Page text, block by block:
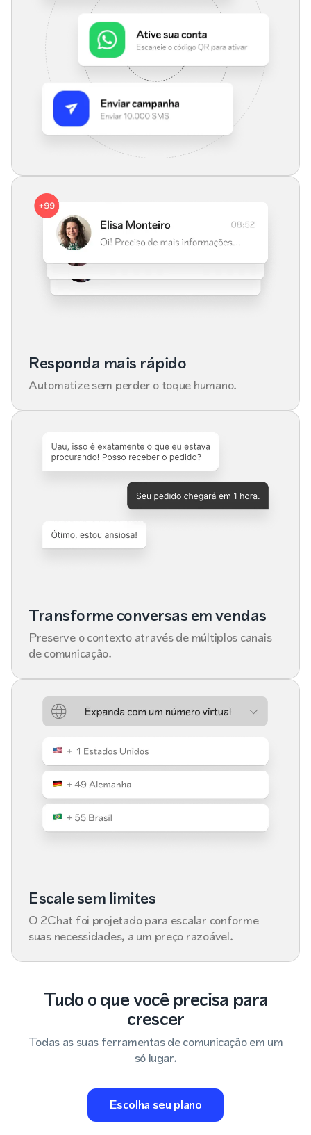
Responda mais rápido
Automatize sem perder o toque humano.
Transforme conversas em vendas
Preserve o contexto através de múltiplos canais
de comunicação.
Escale sem limites
O 2Chat foi projetado para escalar conforme
suas necessidades, a um preço razoável.
Tudo o que você precisa para
crescer
Todas as suas ferramentas de comunicação em um
só lugar.
Escolha seu plano